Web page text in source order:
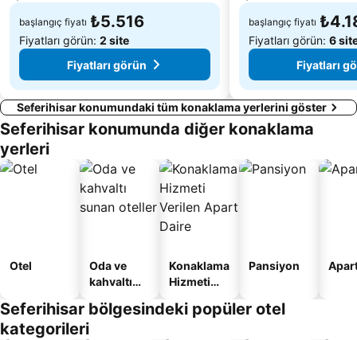
başlangıç fiyatı ₺5.516
Fiyatları görün: 2 site
Fiyatları görün
başlangıç fiyatı
Fiyatları görün: 6
Fiyatları
Seferihisar konumundaki tüm konaklama yerlerini göster
Seferihisar konumunda diğer konaklama
yerleri
Otel
Oda ve
kahvaltı
oteller
Konaklama
Hizmeti
Apart
Pansiyon
Seferihisar bölgesindeki popüler otel
kategorileri